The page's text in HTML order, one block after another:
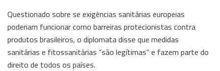
Questionado sobre se exigências sanitárias europeias
poderiam funcionar como barreiras protecionistas contra
produtos brasileiros, o diplomata disse que medidas
sanitárias e fitossanitárias “são legítimas” e fazem parte do
direito de todos os países.